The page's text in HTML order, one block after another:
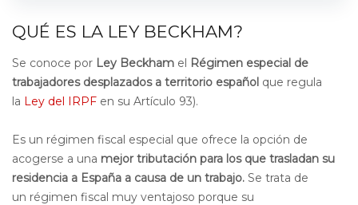
QUÉ ES LA LEY BECKHAM?
Se conoce por Ley Beckham el Régimen especial de
trabajadores desplazados a territorio español que regula
la Ley del IRPF en su Artículo 93).
Es un régimen fiscal especial que ofrece la opción de
acogerse a una mejor tributación para los que trasladan su
residencia a España a causa de un trabajo. Se trata de
un régimen fiscal muy ventajoso porque su